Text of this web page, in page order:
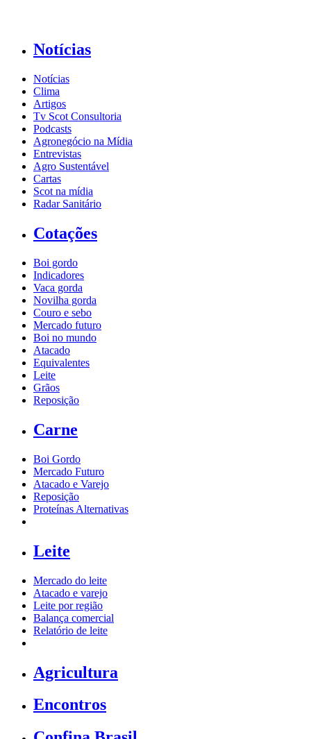
Notícias
Notícias
Clima
Artigos
Tv Scot Consultoria
Podcasts
Agronegócio na Mídia
Entrevistas
Agro Sustentável
Cartas
Scot na mídia
Radar Sanitário
Cotações
Boi gordo
Indicadores
Vaca gorda
Novilha gorda
Couro e sebo
Mercado futuro
Boi no mundo
Atacado
Equivalentes
Leite
Grãos
Reposição
Carne
Boi Gordo
Mercado Futuro
Atacado e Varejo
Reposição
Proteínas Alternativas
Leite
Mercado do leite
Atacado e varejo
Leite por região
Balança comercial
Relatório de leite
Agricultura
Encontros